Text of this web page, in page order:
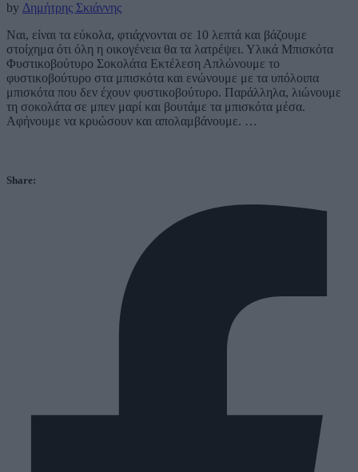
by Δημήτρης Σκιάννης
Ναι, είναι τα εύκολα, φτιάχνονται σε 10 λεπτά και βάζουμε
στοίχημα ότι όλη η οικογένεια θα τα λατρέψει. Υλικά Μπισκότα
Φυστικοβούτυρο Σοκολάτα Εκτέλεση Απλώνουμε το
φυστικοβούτυρο στα μπισκότα και ενώνουμε με τα υπόλοιπα
μπισκότα που δεν έχουν φυστικοβούτυρο. Παράλληλα, λιώνουμε
τη σοκολάτα σε μπεν μαρί και βουτάμε τα μπισκότα μέσα.
Αφήνουμε να κρυώσουν και απολαμβάνουμε. …
Share: